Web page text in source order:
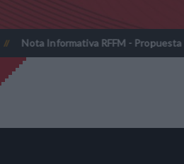
RFFM - Propuesta de